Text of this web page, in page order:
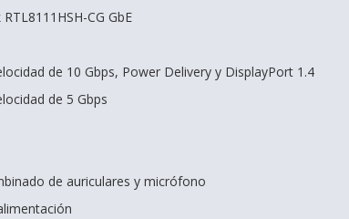
CG GbE
de 10 Gbps, Power Delivery y DisplayPort 1.4
de 5 Gbps
de auriculares y micrófono